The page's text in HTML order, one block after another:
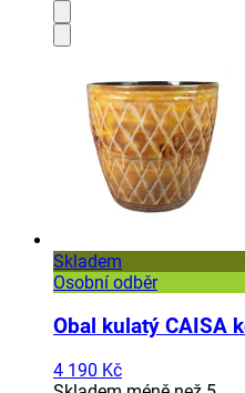
Skladem
Osobní odběr
Obal kulatý CAISA
4 190 Kč